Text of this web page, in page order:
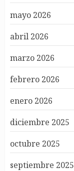
mayo 2026
abril 2026
marzo 2026
febrero 2026
enero 2026
diciembre 2025
octubre 2025
septiembre 2025